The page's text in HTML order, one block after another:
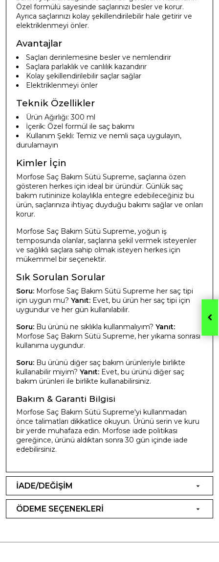
Özel formülü sayesinde saçlarınızı besler ve korur.
Ayrıca saçlarınızı kolay şekillendirilebilir hale getirir ve
elektriklenmeyi önler.
Avantajlar
Saçları derinlemesine besler ve nemlendirir
Saçlara parlaklık ve canlılık kazandırır
Kolay şekillendirilebilir saçlar sağlar
Elektriklenmeyi önler
Teknik Özellikler
Ürün Ağırlığı: 300 ml
İçerik: Özel formül ile saç bakımı
Kullanım Şekli: Temiz ve nemli saça uygulayın,
durulamayın
Kimler İçin
Morfose Saç Bakım Sütü Supreme, saçlarına özen
gösteren herkes için ideal bir üründür. Günlük saç
bakım rutininize kolaylıkla entegre edebileceğiniz bu
ürün, saçlarınıza ihtiyaç duyduğu bakımı sağlar ve onları
korur.
Morfose Saç Bakım Sütü Supreme, yoğun iş
temposunda olanlar, saçlarına şekil vermek isteyenler
ve sağlıklı saçlara sahip olmak isteyen herkes için
mükemmel bir seçenektir.
Sık Sorulan Sorular
Soru: Morfose Saç Bakım Sütü Supreme her saç tipi
için uygun mu? Yanıt: Evet, bu ürün her saç tipi için
uygundur ve her gün kullanılabilir.
Soru: Bu ürünü ne sıklıkla kullanmalıyım? Yanıt:
Morfose Saç Bakım Sütü Supreme, her yıkama sonrası
kullanıma uygundur.
Soru: Bu ürünü diğer saç bakım ürünleriyle birlikte
kullanabilir miyim? Yanıt: Evet, bu ürünü diğer saç
bakım ürünleri ile birlikte kullanabilirsiniz.
Bakım & Garanti Bilgisi
Morfose Saç Bakım Sütü Supreme'yi kullanmadan
önce talimatları dikkatlice okuyun. Ürünü serin ve kuru
bir yerde muhafaza edin. Morfose iade politikası
gereğince, ürünü aldıktan sonra 30 gün içinde iade
edebilirsiniz.
İADE/DEĞİŞİM
ÖDEME SEÇENEKLERİ